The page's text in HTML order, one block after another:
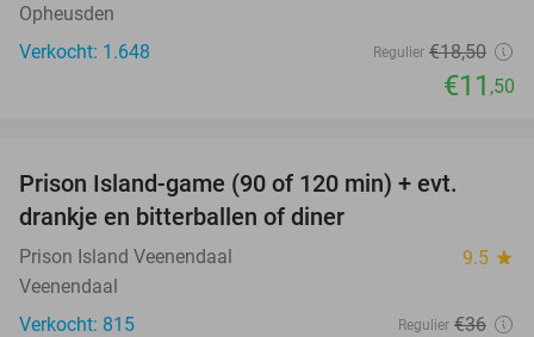
Opheusden
Verkocht: 1.648
Regulier €18,50
€11 ,50
Prison Island-game (90 of 120 min) + evt.
drankje en bitterballen of diner
Prison Island Veenendaal 9.5 star
Veenendaal
Verkocht: 815
Regulier €36